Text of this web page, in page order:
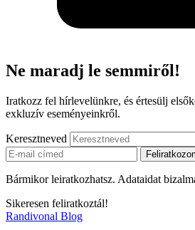
Ne maradj le semmiről!
Iratkozz fel hírlevelünkre, és értesülj
exkluzív eseményeinkről.
Keresztneved
Bármikor leiratkozhatsz. Adataidat
Sikeresen feliratkoztál!
Randivonal Blog